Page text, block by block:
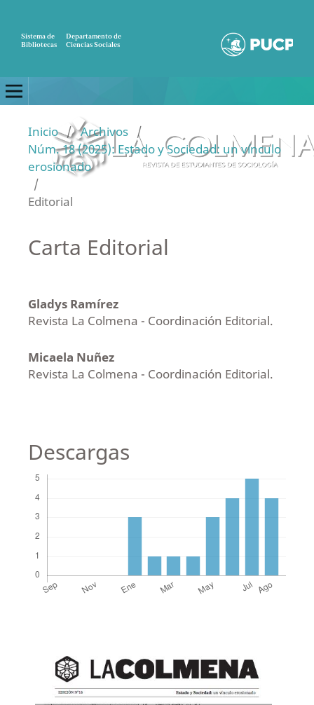
Sistema de
Bibliotecas
Departamento de
Ciencias Sociales
Inicio / Archivos /
Núm. 18 (2025): Estado y Sociedad: un vínculo
erosionado
/
Editorial
Carta Editorial
Gladys Ramírez
Revista La Colmena - Coordinación Editorial.
Micaela Nuñez
Revista La Colmena - Coordinación Editorial.
Descargas